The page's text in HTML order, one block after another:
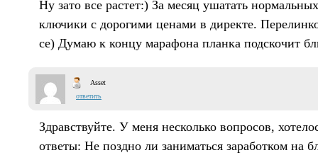
Ну зато все растет:) За месяц ушатать
ключики с дорогими ценами в директе.
се) Думаю к концу марафона планка подскочит
Asset
ответить
Здравствуйте. У меня несколько вопросов,
ответы: Не поздно ли заниматься заработком на